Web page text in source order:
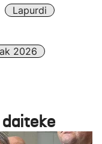
Lapurdi
2026